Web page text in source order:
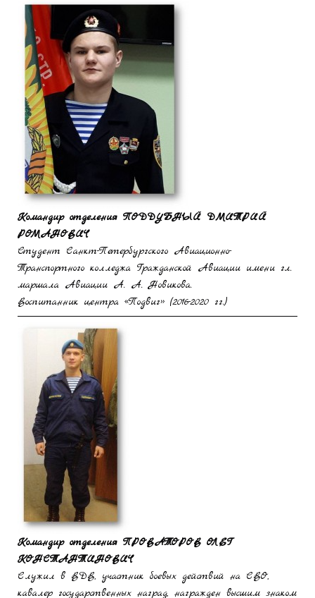
Командир отделения ПОДДУБНЫЙ ДМИТРИЙ
РОМАНОВИЧ
Студент Санкт-Петербургского Авиационно-
Транспортного колледжа Гражданской Авиации имени гл.
маршала Авиации А. А. Новикова.
Воспитанник центра «Подвиг» (2016-2020 гг.)
Командир отделения ПРОВАТОРОВ ОЛЕГ
КОНСТАНТИНОВИЧ
Служил в ВДВ, участник боевых действий на СВО,
кавалер государственных наград, награжден высшим знаком